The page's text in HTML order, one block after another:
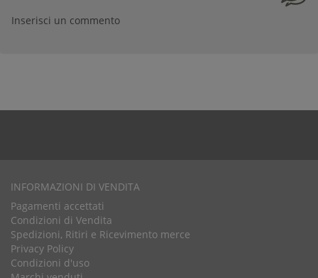
Inserisci un commento
INFORMAZIONI DI VENDITA
Pagamenti accettati
Condizioni di Vendita
Spedizioni, Ritiri e Ricevimento merce
Privacy Policy
Condizioni d'uso